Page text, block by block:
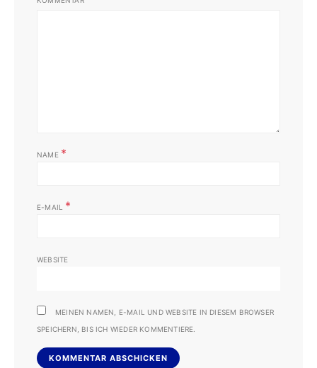
NAME *
E-MAIL *
WEBSITE
MEINEN NAMEN, E-MAIL UND WEBSITE IN DIESEM BROWSER
SPEICHERN, BIS ICH WIEDER KOMMENTIERE.